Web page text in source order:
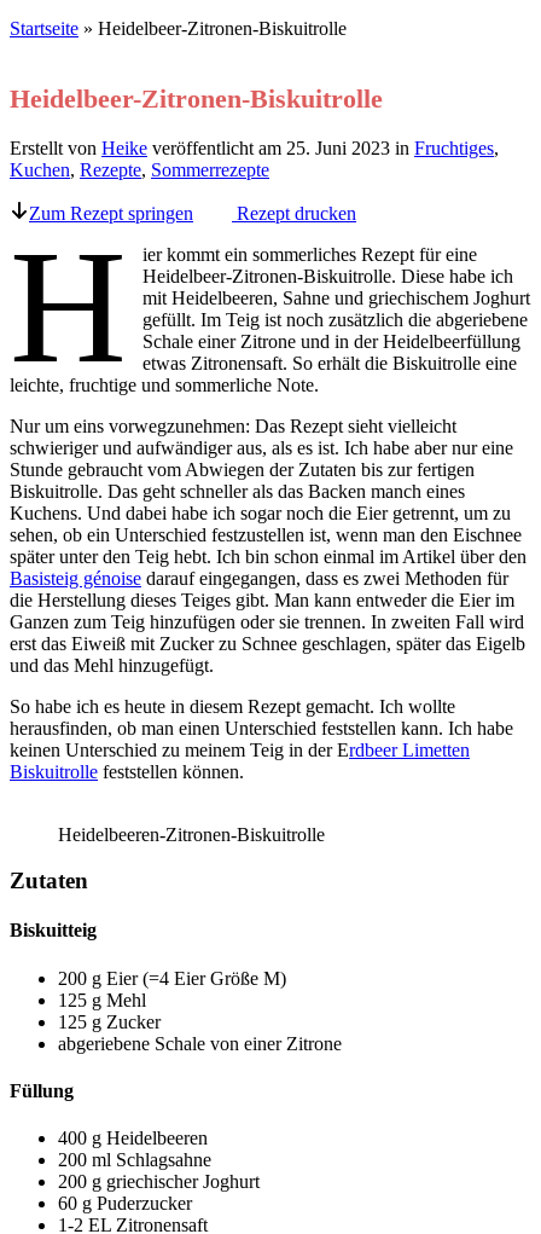
Startseite » Heidelbeer-Zitronen-Biskuitrolle
Heidelbeer-Zitronen-Biskuitrolle
Erstellt von Heike veröffentlicht am 25. Juni 2023 in Fruchtiges,
Kuchen, Rezepte, Sommerrezepte
Zum Rezept springen Rezept drucken
H
ier kommt ein sommerliches Rezept für eine
Heidelbeer-Zitronen-Biskuitrolle. Diese habe ich
mit Heidelbeeren, Sahne und griechischem Joghurt
gefüllt. Im Teig ist noch zusätzlich die abgeriebene
Schale einer Zitrone und in der Heidelbeerfüllung
etwas Zitronensaft. So erhält die Biskuitrolle eine
leichte, fruchtige und sommerliche Note.
Nur um eins vorwegzunehmen: Das Rezept sieht vielleicht
schwieriger und aufwändiger aus, als es ist. Ich habe aber nur eine
Stunde gebraucht vom Abwiegen der Zutaten bis zur fertigen
Biskuitrolle. Das geht schneller als das Backen manch eines
Kuchens. Und dabei habe ich sogar noch die Eier getrennt, um zu
sehen, ob ein Unterschied festzustellen ist, wenn man den Eischnee
später unter den Teig hebt. Ich bin schon einmal im Artikel über den
Basisteig génoise darauf eingegangen, dass es zwei Methoden für
die Herstellung dieses Teiges gibt. Man kann entweder die Eier im
Ganzen zum Teig hinzufügen oder sie trennen. In zweiten Fall wird
erst das Eiweiß mit Zucker zu Schnee geschlagen, später das Eigelb
und das Mehl hinzugefügt.
So habe ich es heute in diesem Rezept gemacht. Ich wollte
herausfinden, ob man einen Unterschied feststellen kann. Ich habe
keinen Unterschied zu meinem Teig in der Erdbeer Limetten
Biskuitrolle feststellen können.
Heidelbeeren-Zitronen-Biskuitrolle
Zutaten
Biskuitteig
200 g Eier (=4 Eier Größe M)
125 g Mehl
125 g Zucker
abgeriebene Schale von einer Zitrone
Füllung
400 g Heidelbeeren
200 ml Schlagsahne
200 g griechischer Joghurt
60 g Puderzucker
1-2 EL Zitronensaft